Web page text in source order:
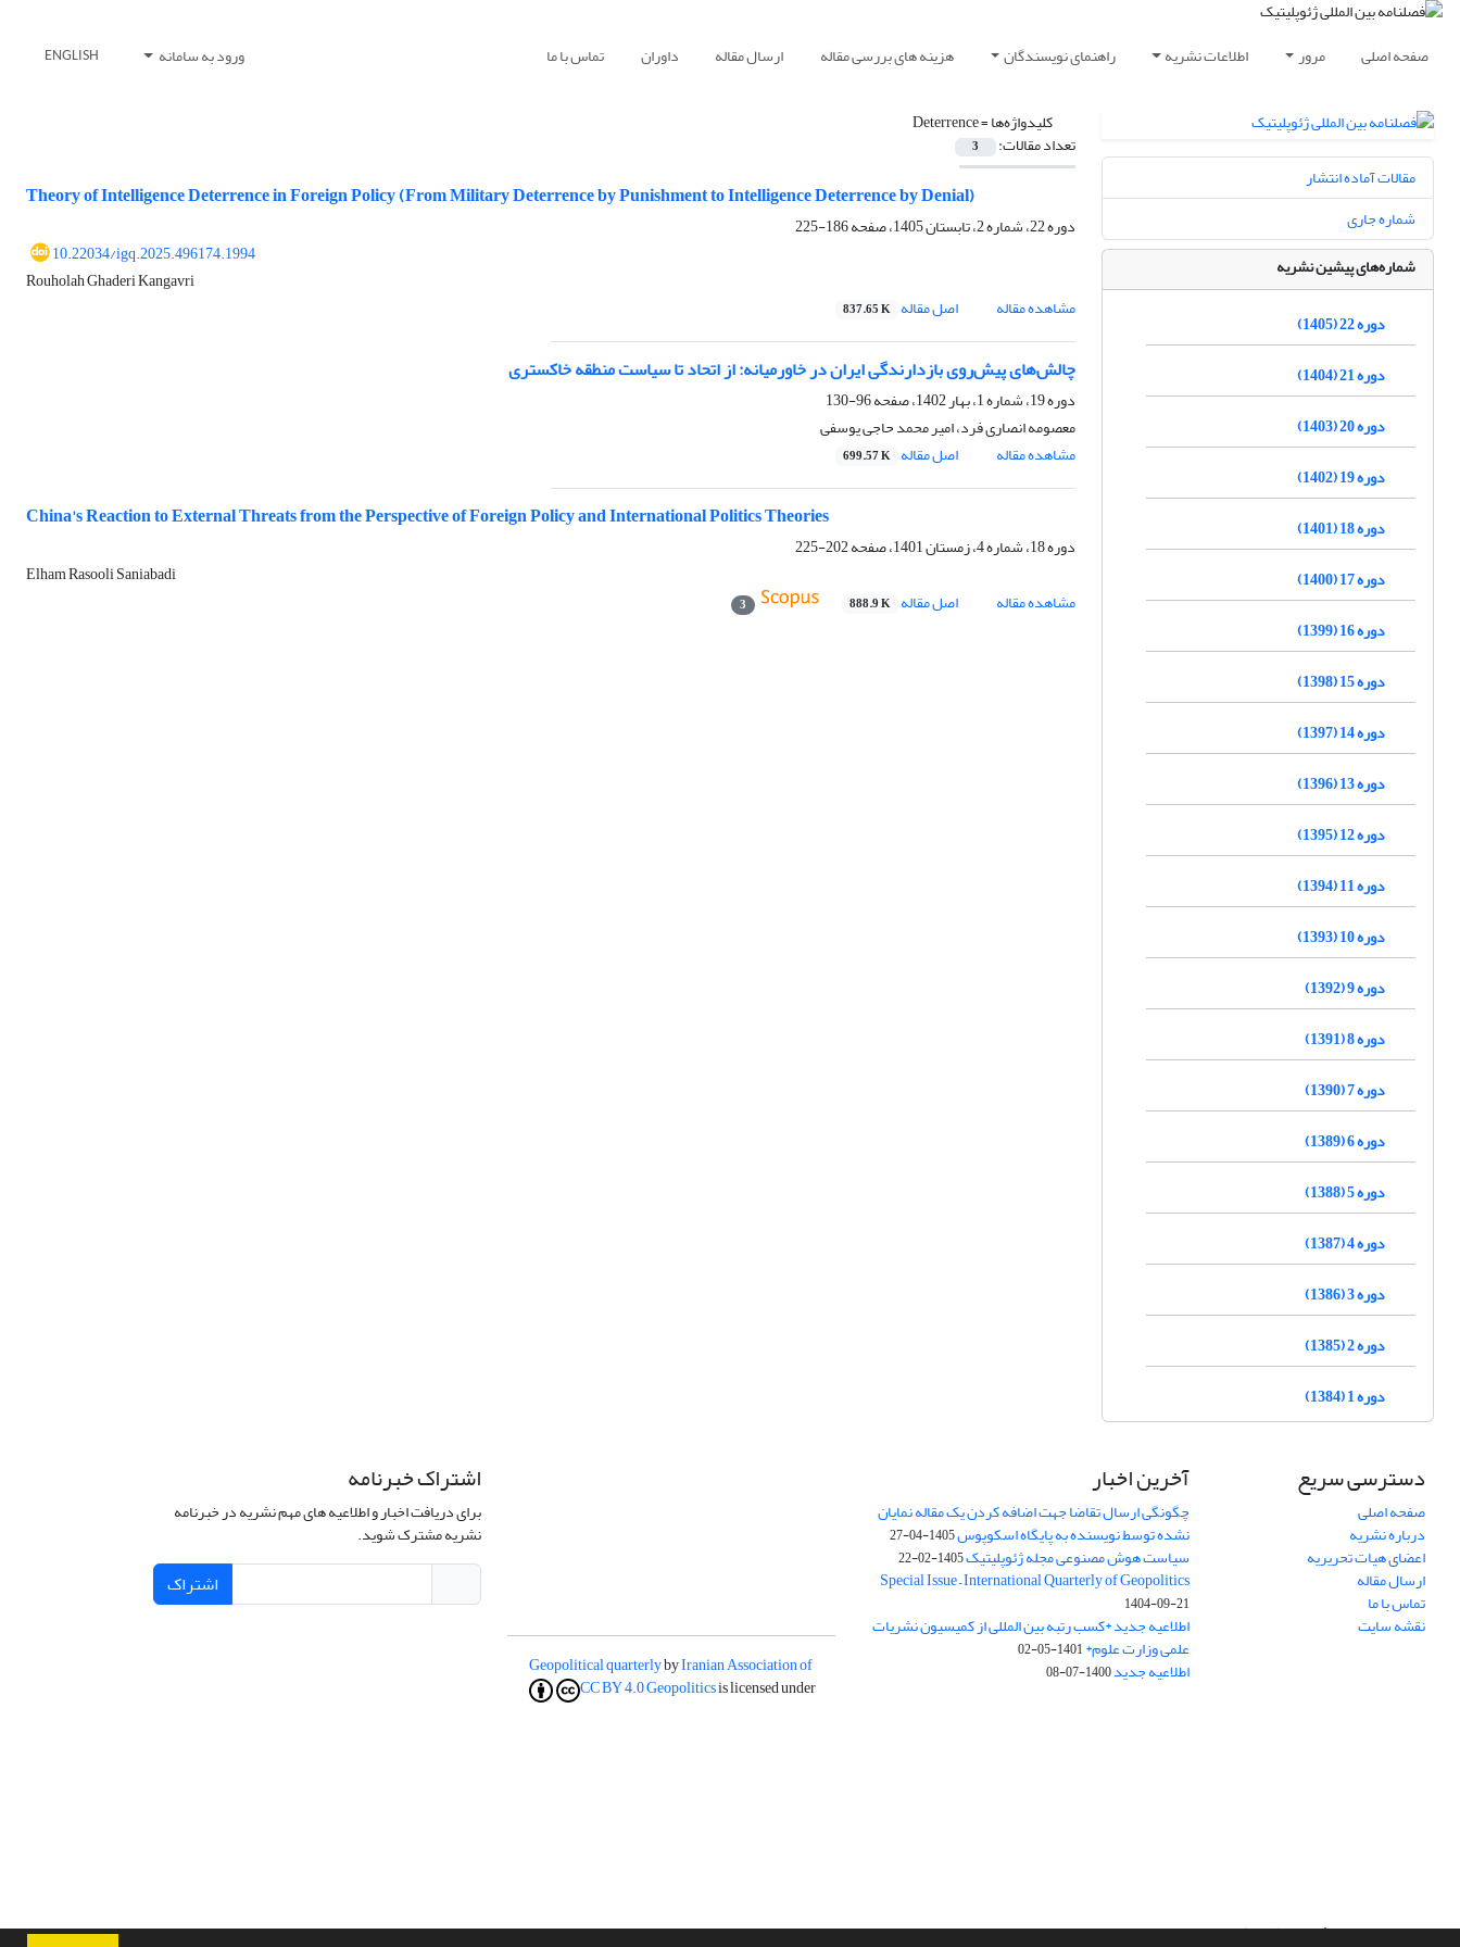
صفحه اصلی مرور اطلاعات نشریه راهنمای نویسندگان هزینه های بررسی مقاله ارسال مقاله داوران تماس با ما ورود به سامانه ENGLISH
کلیدواژه‌ها =Deterrence
تعداد مقالات: 3
Theory of Intelligence Deterrence in Foreign Policy(From Military Deterrence by Punishment to Intelligence Deterrence by Denial)
دوره 22، شماره 2، تابستان 1405، صفحه
186-225
10.22034/igq.2025.496174.1994
Rouholah Ghaderi Kangavri
مشاهده مقاله
اصل مقاله 837.65 K
چالش‌های پیش‌روی بازدارندگی ایران در خاورمیانه: از اتحاد تا سیاست منطقه خاکستری
دوره 19، شماره 1، بهار 1402، صفحه
96-130
معصومه انصاری فرد، امیر محمد حاجی یوسفی
مشاهده مقاله
اصل مقاله 699.57 K
China's Reaction to External Threats from the Perspective of Foreign Policy and International Politics Theories
دوره 18، شماره 4، زمستان 1401، صفحه
202-225
Elham Rasooli Saniabadi
مشاهده مقاله
اصل مقاله 888.9 K
3
مقالات آماده انتشار
شماره جاری
شماره‌های پیشین نشریه
دوره 22 (1405)
دوره 21 (1404)
دوره 20 (1403)
دوره 19 (1402)
دوره 18 (1401)
دوره 17 (1400)
دوره 16 (1399)
دوره 15 (1398)
دوره 14 (1397)
دوره 13 (1396)
دوره 12 (1395)
دوره 11 (1394)
دوره 10 (1393)
دوره 9 (1392)
دوره 8 (1391)
دوره 7 (1390)
دوره 6 (1389)
دوره 5 (1388)
دوره 4 (1387)
دوره 3 (1386)
دوره 2 (1385)
دوره 1 (1384)
دسترسی سریع
صفحه اصلی
درباره نشریه
اعضای هیات تحریریه
ارسال مقاله
تماس با ما
نقشه سایت
آخرین اخبار
چگونگی ارسال تقاضا جهت اضافه کردن یک مقاله نمایان
نشده توسط نویسنده به پایگاه اسکوپوس1405-04-27
سیاست هوش مصنوعی مجله ژئوپلیتیک1405-02-22
Special Issue – International Quarterly of Geopolitics
1404-09-21
اطلاعیه جدید *کسب رتبه بین المللی از کمیسیون نشریات
علمی وزارت علوم*1401-05-02
اطلاعیه جدید1400-07-08
Geopolitical quarterlybyIranian Association of
Geopoliticsis licensed under
CC BY 4.0
اشتراک خبرنامه
برای دریافت اخبار و اطلاعیه های مهم نشریه در خبرنامه
نشریه مشترک شوید.
اشتراک
سامانه مدیریت نشریات علمی.طراحی و پیاده سازی ازسیناوب